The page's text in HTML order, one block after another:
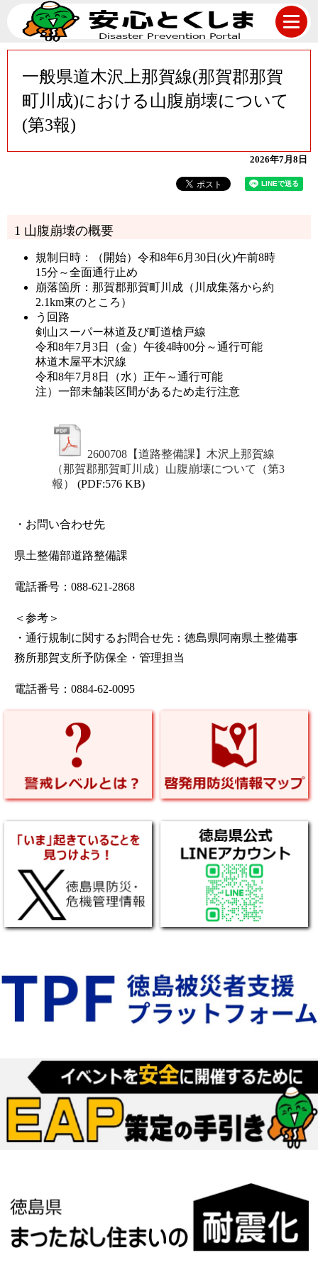
一般県道木沢上那賀線(那賀郡那賀
町川成)における山腹崩壊について
(第3報)
2026年7月8日
1 山腹崩壊の概要
規制日時：（開始）令和8年6月30日(火)午前8時
15分～全面通行止め
崩落箇所：那賀郡那賀町川成（川成集落から約
2.1km東のところ）
う回路
剣山スーパー林道及び町道槍戸線
令和8年7月3日（金）午後4時00分～通行可能
林道木屋平木沢線
令和8年7月8日（水）正午～通行可能
注）一部未舗装区間があるため走行注意
2600708【道路整備課】木沢上那賀線
（那賀郡那賀町川成）山腹崩壊について（第3
報） (PDF:576 KB)
・お問い合わせ先
県土整備部道路整備課
電話番号：088-621-2868
＜参考＞
・通行規制に関するお問合せ先：徳島県阿南県土整備事
務所那賀支所予防保全・管理担当
電話番号：0884-62-0095